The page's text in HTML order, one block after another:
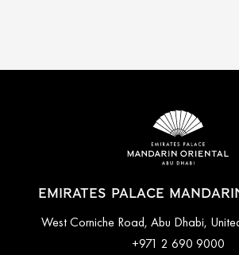
EMIRATES PALACE
West Corniche Road, Abu Dhabi,
+971 2 690 9000